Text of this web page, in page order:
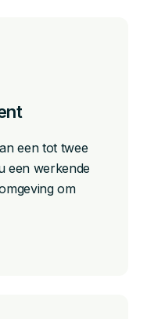
een tot twee
een werkende
om